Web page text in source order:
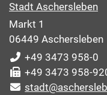
Stadt Aschersleben
Markt 1
06449 Aschersleben
+49 3473 958-0
+49 3473 958-